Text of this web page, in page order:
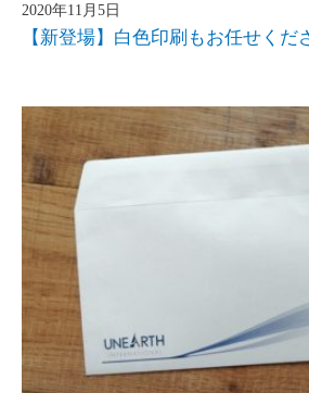
2020年11月5日
【新登場】白色印刷もお任せくだ